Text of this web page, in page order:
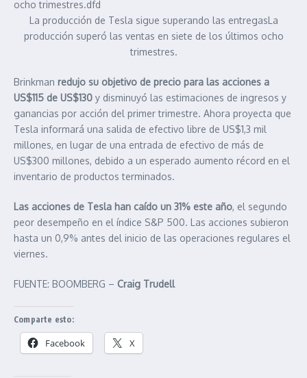
La producción de Tesla sigue superando las entregasLa
producción superó las ventas en siete de los últimos ocho
trimestres.
Brinkman redujo su objetivo de precio para las acciones a
US$115 de US$130 y disminuyó las estimaciones de ingresos y
ganancias por acción del primer trimestre. Ahora proyecta que
Tesla informará una salida de efectivo libre de US$1,3 mil
millones, en lugar de una entrada de efectivo de más de
US$300 millones, debido a un esperado aumento récord en el
inventario de productos terminados.
Las acciones de Tesla han caído un 31% este año, el segundo
peor desempeño en el índice S&P 500. Las acciones subieron
hasta un 0,9% antes del inicio de las operaciones regulares el
viernes.
FUENTE: BOOMBERG – Craig Trudell
Comparte esto:
Facebook X